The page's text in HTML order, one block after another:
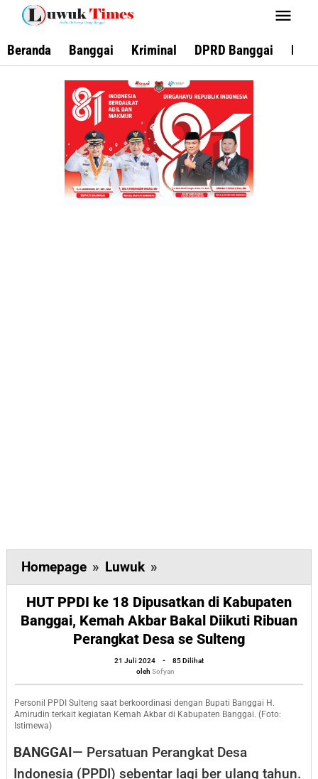
Lewati
konten
Beranda Banggai Kriminal DPRD Banggai
Homepage » Luwuk »
PPDI
ke
18
Dipusatkan
di
Kabupaten
Banggai,
Akbar
Bakal
HUT PPDI ke 18 Dipusatkan di Kabupaten
Banggai, Kemah Akbar Bakal Diikuti Ribuan
Perangkat Desa se Sulteng
21 Juli 2024
oleh
Sofyan
-
85 Dilihat
oleh Sofyan
Personil PPDI Sulteng saat berkoordinasi dengan Bupati Banggai H.
Amirudin terkait kegiatan Kemah Akbar di Kabupaten Banggai. (Foto:
Istimewa)
BANGGAI— Persatuan Perangkat Desa
Indonesia (PPDI) sebentar lagi ber ulang tahun.